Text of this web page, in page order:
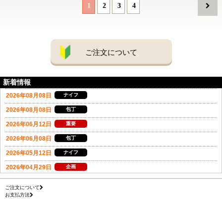
1 2 3 4
ご注文について
新着情報
ご注文について
お支払方法